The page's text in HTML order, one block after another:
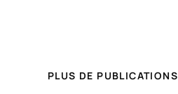
PLUS DE PUBLICATIONS